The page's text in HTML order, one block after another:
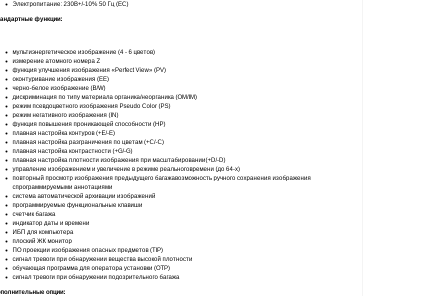
Электропитание: 230В+/-10% 50 Гц (ЕС)
функции:
мультиэнергетическое изображение (4 - 6 цветов)
измерение атомного номера Z
функция улучшения изображения «Perfect View» (PV)
оконтуривание изображения (ЕЕ)
черно-белое изображение (B/W)
дискриминация по типу материала органика/неорганика (OM/IM)
режим псевдоцветного изображения Pseudo Color (PS)
режим негативного изображения (IN)
функция повышения проникающей способности (HP)
плавная настройка контуров (+E/-E)
плавная настройка разграничения по цветам (+С/-С)
плавная настройка контрастности (+G/-G)
плавная настройка плотности изображения при масштабировании(+D/-D)
управление изображением и увеличение в режиме реальноговремени (до 64-x)
повторный просмотр изображения предыдущего багажавозможность ручного сохранения изображения
спрограммируемыми аннотациями
система автоматической архивации изображений
программируемые функциональные клавиши
счетчик багажа
индикатор даты и времени
ИБП для компьютера
плоский ЖК монитор
ПО проекции изображения опасных предметов (TIP)
сигнал тревоги при обнаружении вещества высокой плотности
обучающая программа для оператора установки (OTP)
сигнал тревоги при обнаружении подозрительного багажа
опции: